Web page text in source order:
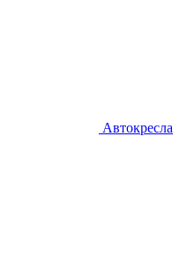
Автокресла